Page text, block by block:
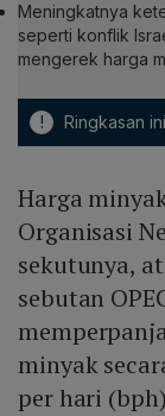
Meningkatnya
seperti konflik
mengerek harga
! Ringkasan
Harga
Organisasi
sekutunya,
sebutan
minyak
per hari